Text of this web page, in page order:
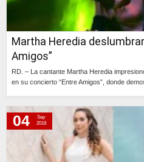
Martha Heredia
Amigos”
RD. – La cantante Martha Heredia
en su concierto “Entre Amigos”, donde
04
Sep
2018